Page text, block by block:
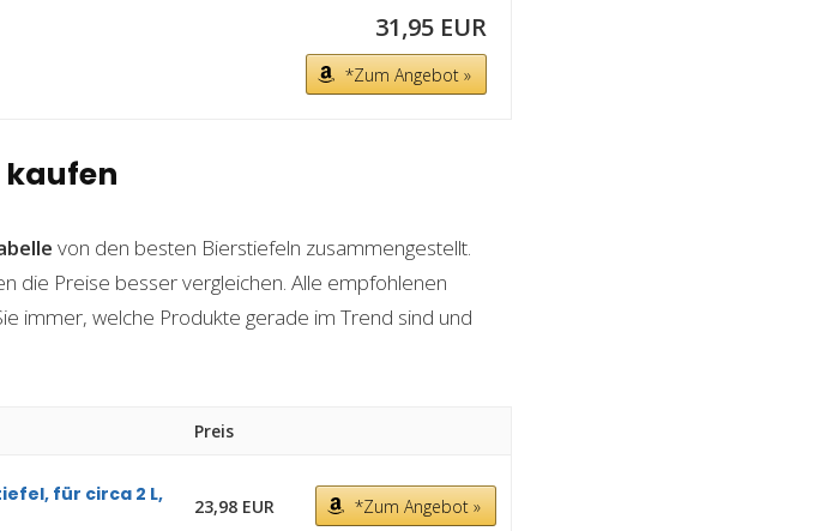
31,95 EUR
*Zum Angebot »
von den besten Bierstiefeln zusammengestellt.
die Preise besser vergleichen. Alle empfohlenen
immer, welche Produkte gerade im Trend sind und
Preis
für circa 2 L,
23,98 EUR *Zum Angebot »